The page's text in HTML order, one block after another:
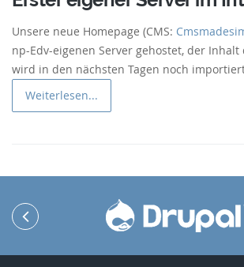
Unsere neue Homepage (CMS:
np-Edv-eigenen Server gehostet, der Inhalt
wird in den nächsten Tagen noch
Weiterlesen...